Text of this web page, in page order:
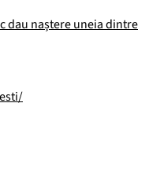
dau naștere uneia dintre